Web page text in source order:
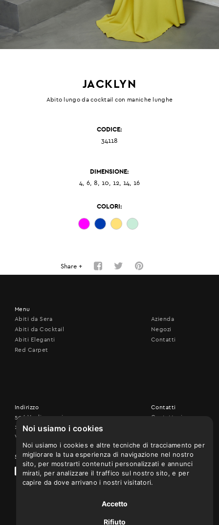
Noi usiamo i cookies
Noi usiamo i cookies e altre tecniche di tracciamento per
migliorare la tua esperienza di navigazione nel nostro
sito, per mostrarti contenuti personalizzati e annunci
mirati, per analizzare il traffico sul nostro sito, e per
capire da dove arrivano i nostri visitatori.
Accetto
Rifiuto
JACKLYN
Abito lungo da cocktail con maniche lunghe
CODICE:
34118
DIMENSIONE:
4, 6, 8, 10, 12, 14, 16
COLORI:
Share +
Menu
Abiti da Sera
Abiti da Cocktail
Abiti Eleganti
Red Carpet
Azienda
Negozi
Contatti
Indirizzo
506 Vouliagmenis ave.,
17456 Alimos
Vedi sulla mappa
Seguici su
Contatti
Contattaci